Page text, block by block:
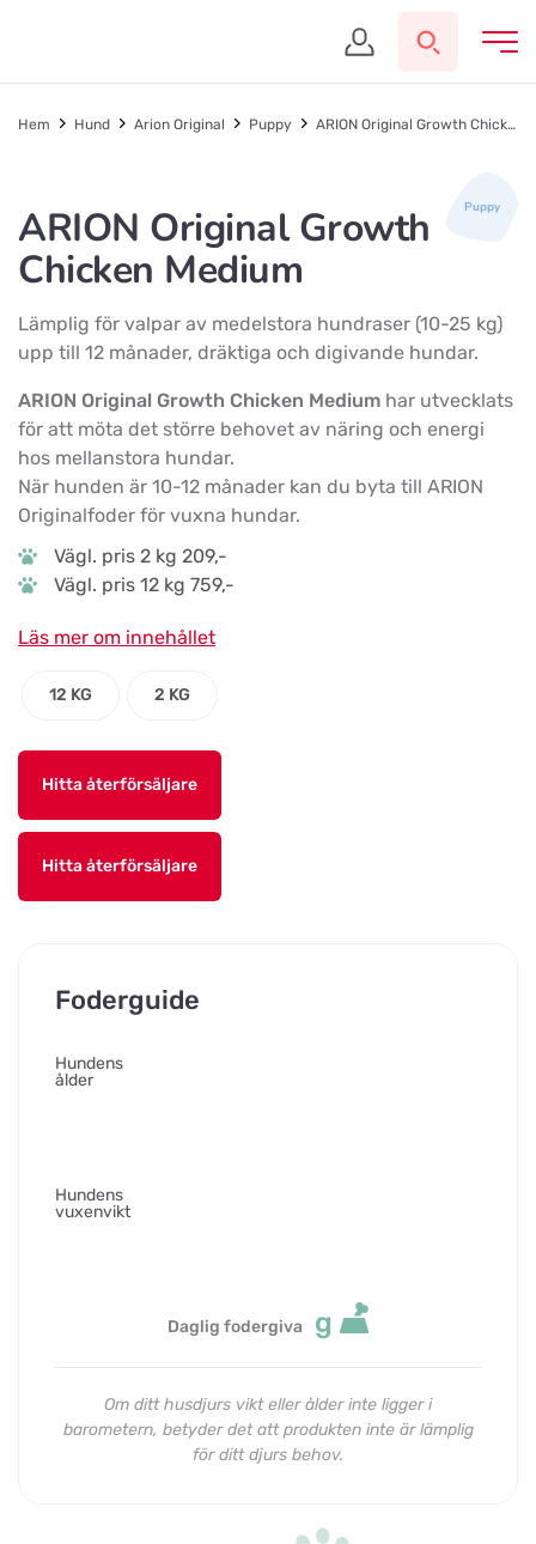
Hem Hund Arion Original Puppy ARION Original Growth Chicken Medium
Puppy
ARION Original Growth
Chicken Medium
Lämplig för valpar av medelstora hundraser (10-25 kg)
upp till 12 månader, dräktiga och digivande hundar.
ARION Original Growth Chicken Medium har utvecklats
för att möta det större behovet av näring och energi
hos mellanstora hundar.
När hunden är 10-12 månader kan du byta till ARION
Originalfoder för vuxna hundar.
Vägl. pris 2 kg 209,-
Vägl. pris 12 kg 759,-
Läs mer om innehållet
12 KG 2 KG
Hitta återförsäljare
Hitta återförsäljare
Foderguide
Hundens
ålder
Hundens
vuxenvikt
Daglig fodergiva g
Om ditt husdjurs vikt eller ålder inte ligger i
barometern, betyder det att produkten inte är lämplig
för ditt djurs behov.